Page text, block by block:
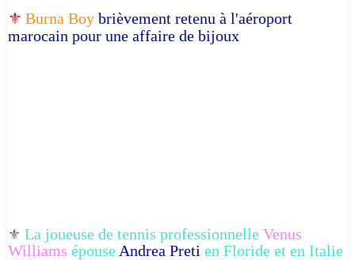
⚜️ Burna Boy brièvement retenu à l'aéroport
marocain pour une affaire de bijoux
⚜️ La joueuse de tennis professionnelle Venus
Williams épouse Andrea Preti en Floride et en Italie